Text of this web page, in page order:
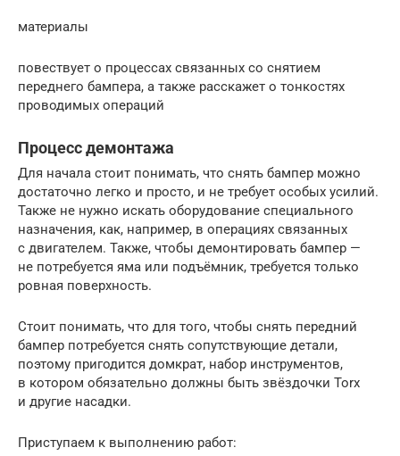
материалы
повествует о процессах связанных со снятием
переднего бампера, а также расскажет о тонкостях
проводимых операций
Процесс демонтажа
Для начала стоит понимать, что снять бампер можно
достаточно легко и просто, и не требует особых усилий.
Также не нужно искать оборудование специального
назначения, как, например, в операциях связанных
с двигателем. Также, чтобы демонтировать бампер —
не потребуется яма или подъёмник, требуется только
ровная поверхность.
Стоит понимать, что для того, чтобы снять передний
бампер потребуется снять сопутствующие детали,
поэтому пригодится домкрат, набор инструментов,
в котором обязательно должны быть звёздочки Torx
и другие насадки.
Приступаем к выполнению работ: